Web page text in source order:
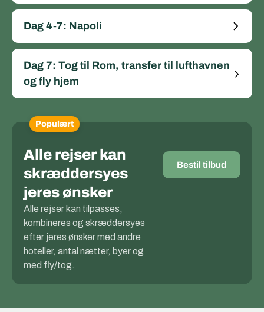
Dag 4-7: Napoli
Dag 7: Tog til Rom, transfer til lufthavnen
og fly hjem
Populært
Alle rejser kan
skræddersyes
jeres ønsker
Alle rejser kan tilpasses,
kombineres og skræddersyes
efter jeres ønsker med andre
hoteller, antal nætter, byer og
med fly/tog.
Bestil tilbud